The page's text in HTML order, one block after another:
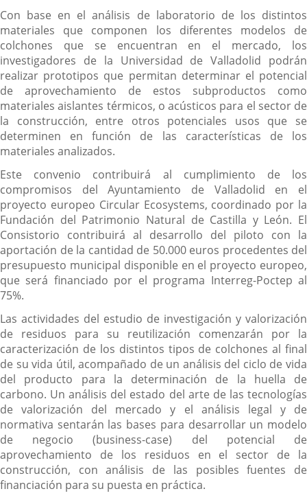
Con base en el análisis de laboratorio de los distintos
materiales que componen los diferentes modelos de
colchones que se encuentran en el mercado, los
investigadores de la Universidad de Valladolid podrán
realizar prototipos que permitan determinar el potencial
de aprovechamiento de estos subproductos como
materiales aislantes térmicos, o acústicos para el sector de
la construcción, entre otros potenciales usos que se
determinen en función de las características de los
materiales analizados.
Este convenio contribuirá al cumplimiento de los
compromisos del Ayuntamiento de Valladolid en el
proyecto europeo Circular Ecosystems, coordinado por la
Fundación del Patrimonio Natural de Castilla y León. El
Consistorio contribuirá al desarrollo del piloto con la
aportación de la cantidad de 50.000 euros procedentes del
presupuesto municipal disponible en el proyecto europeo,
que será financiado por el programa Interreg-Poctep al
75%.
Las actividades del estudio de investigación y valorización
de residuos para su reutilización comenzarán por la
caracterización de los distintos tipos de colchones al final
de su vida útil, acompañado de un análisis del ciclo de vida
del producto para la determinación de la huella de
carbono. Un análisis del estado del arte de las tecnologías
de valorización del mercado y el análisis legal y de
normativa sentarán las bases para desarrollar un modelo
de negocio (business-case) del potencial de
aprovechamiento de los residuos en el sector de la
construcción, con análisis de las posibles fuentes de
financiación para su puesta en práctica.